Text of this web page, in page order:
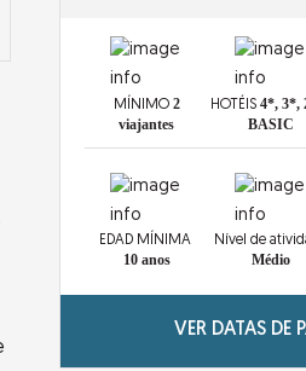
MÍNIMO 2
viajantes
HOTÉIS 4*, 3*,
BASIC
EDAD MÍNIMA
10 anos
Nível de
Médio
VER DATAS DE